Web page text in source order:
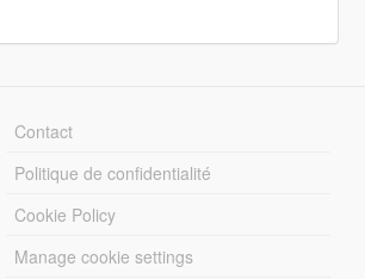
Contact
Politique de confidentialité
Cookie Policy
Manage cookie settings